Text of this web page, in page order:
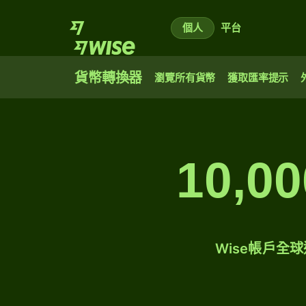
個人 平台
貨幣轉換器 瀏覽所有貨幣 獲取匯率提示
Wise帳戶全球